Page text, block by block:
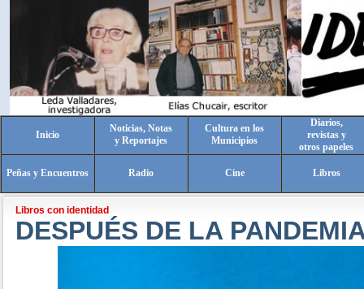
Inicio
Noticias, Notas
y Reportajes
Cultura en los
Municipios
Diarios,
revistas y
otros papeles
Peñas y Encuentros Radio Cine Libros
Libros con identidad
DESPUÉS DE LA